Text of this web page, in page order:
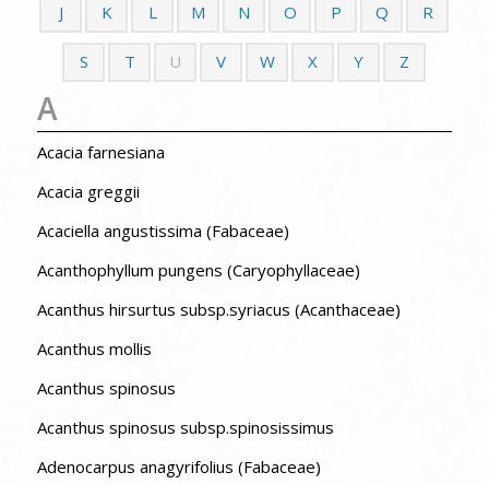
J K L M N O P Q R
S T U V W X Y Z
A
Acacia farnesiana
Acacia greggii
Acaciella angustissima (Fabaceae)
Acanthophyllum pungens (Caryophyllaceae)
Acanthus hirsurtus subsp.syriacus (Acanthaceae)
Acanthus mollis
Acanthus spinosus
Acanthus spinosus subsp.spinosissimus
Adenocarpus anagyrifolius (Fabaceae)